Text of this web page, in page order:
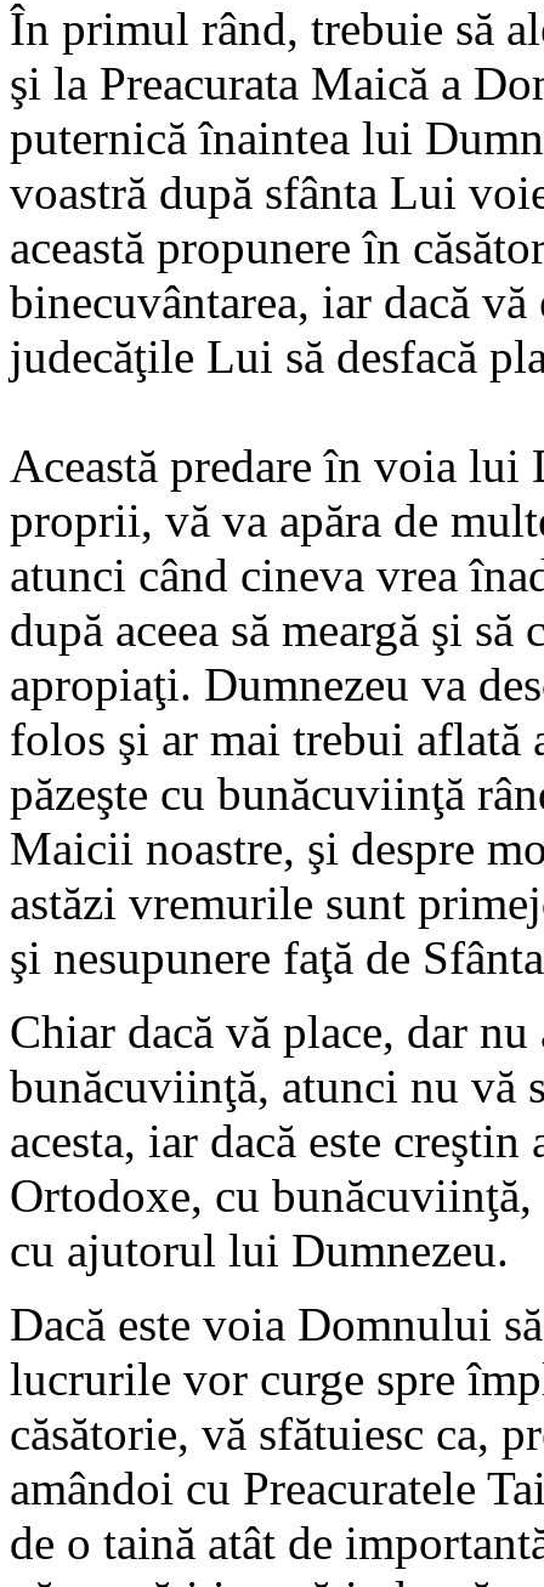
În primul rând, trebuie să
şi la Preacurata Maică a
puternică înaintea lui
voastră după sfânta Lui
această propunere în
binecuvântarea, iar dacă
judecăţile Lui să desfacă
Această predare în voia lui
proprii, vă va apăra de
atunci când cineva vrea
după aceea să meargă şi
apropiaţi. Dumnezeu va
folos şi ar mai trebui aflată
păzeşte cu bunăcuviinţă
Maicii noastre, şi despre
astăzi vremurile sunt
şi nesupunere faţă de
Chiar dacă vă place, dar
bunăcuviinţă, atunci nu vă
acesta, iar dacă este
Ortodoxe, cu
cu ajutorul lui Dumnezeu.
Dacă este voia Domnului
lucrurile vor curge spre
căsătorie, vă sfătuiesc ca,
amândoi cu Preacuratele
de o taină atât de